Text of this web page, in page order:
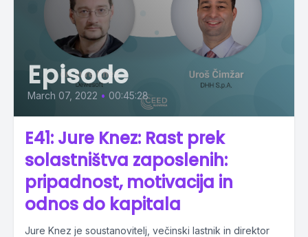
Episode
March 07, 2022 • 00:45:28
E41: Jure Knez: Rast prek
solastništva zaposlenih:
pripadnost, motivacija in
odnos do kapitala
Jure Knez je soustanovitelj, večinski lastnik in direktor